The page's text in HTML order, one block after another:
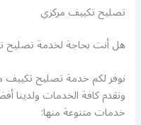
تصليح تكييف مركزي
هل أنت بحاجة لخدمة تصليح
نوفر لكم خدمة تصليح تكييف
ونقدم كافة الخدمات ولدينا
خدمات متنوعة منها: